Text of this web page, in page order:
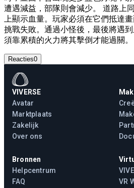
遭遇減益，部隊則會減少。 道路上
上顯示血量。玩家必須在它們抵達
挑戰失敗。通過小怪後，最後將遇
須靠累積的火力將其擊倒才能過關。
Reacties0
VIVERSE
Avatar
Marktplaats
Zakelijk
Over ons
Bronnen
Helpcentrum
FAQ
VR